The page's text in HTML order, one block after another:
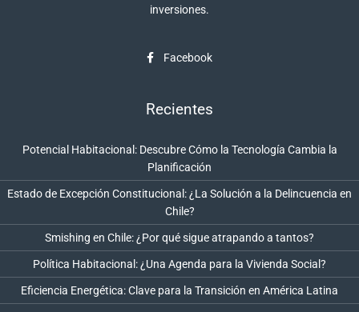
inversiones.
Facebook
Recientes
Potencial Habitacional: Descubre Cómo la Tecnología Cambia la
Planificación
Estado de Excepción Constitucional: ¿La Solución a la Delincuencia en
Chile?
Smishing en Chile: ¿Por qué sigue atrapando a tantos?
Política Habitacional: ¿Una Agenda para la Vivienda Social?
Eficiencia Energética: Clave para la Transición en América Latina